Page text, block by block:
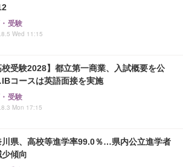
受験
Wed 11:15
校受験2028】都立第一商業、入試概要を公
コースは英語面接を実施
受験
Mon 17:15
川県、高校等進学率99.0％…県内公立進学者
少傾向